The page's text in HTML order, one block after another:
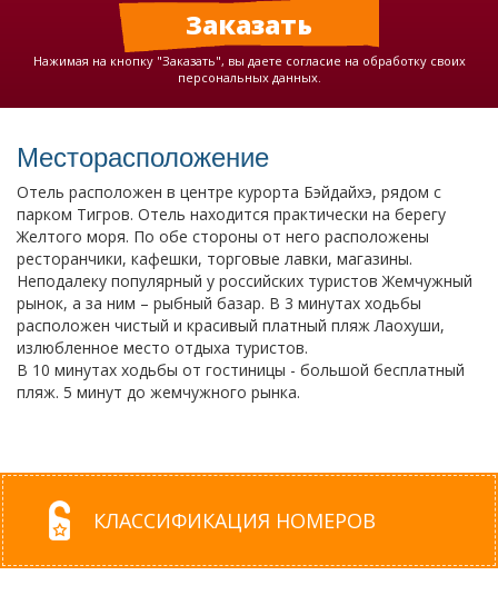
Нажимая на кнопку "Заказать", вы даете согласие на обработку своих
персональных данных.
Месторасположение
Отель расположен в центре курорта Бэйдайхэ, рядом с
парком Тигров. Отель находится практически на берегу
Желтого моря. По обе стороны от него расположены
ресторанчики, кафешки, торговые лавки, магазины.
Неподалеку популярный у российских туристов Жемчужный
рынок, а за ним – рыбный базар. В 3 минутах ходьбы
расположен чистый и красивый платный пляж Лаохуши,
излюбленное место отдыха туристов.
В 10 минутах ходьбы от гостиницы - большой бесплатный
пляж. 5 минут до жемчужного рынка.
КЛАССИФИКАЦИЯ НОМЕРОВ